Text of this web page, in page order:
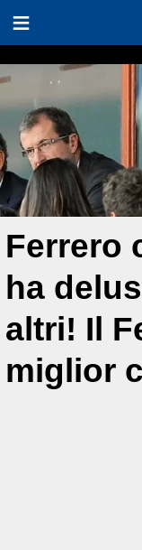
Ferrero
ha
altri! Il
miglior